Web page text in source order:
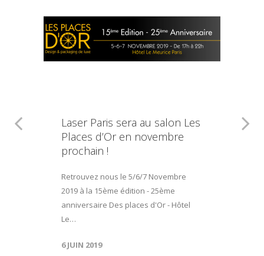
Laser Paris sera au salon Les
Places d’Or en novembre
prochain !
Retrouvez nous le 5/6/7 Novembre
2019 à la 15ème édition - 25ème
anniversaire Des places d'Or - Hôtel
Le…
6 JUIN 2019